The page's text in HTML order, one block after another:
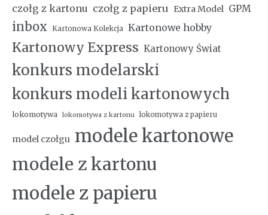
czołg z kartonu czołg z papieru Extra Model GPM
inbox Kartonowa Kolekcja Kartonowe hobby
Kartonowy Express Kartonowy Świat
konkurs modelarski
konkurs modeli kartonowych
lokomotywa lokomotywa z kartonu lokomotywa z papieru
model czołgu modele kartonowe
modele z kartonu
modele z papieru